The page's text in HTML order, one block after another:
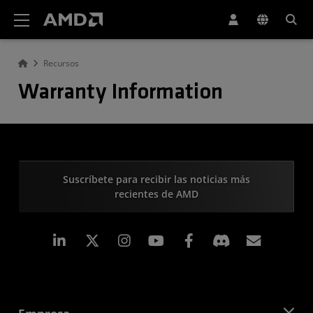
Recursos
Warranty Information
Suscríbete para recibir las noticias más
recientes de AMD
LinkedIn Instagram Facebook